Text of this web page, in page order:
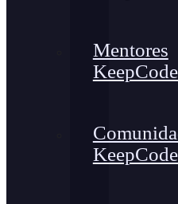
Mentores